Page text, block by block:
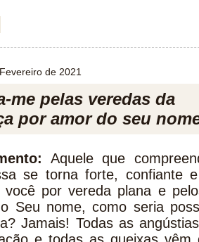
de 2021
me pelas veredas da
por amor do seu
Aquele que
se torna forte, confiante
você por vereda plana e
Seu nome, como seria
Jamais! Todas as